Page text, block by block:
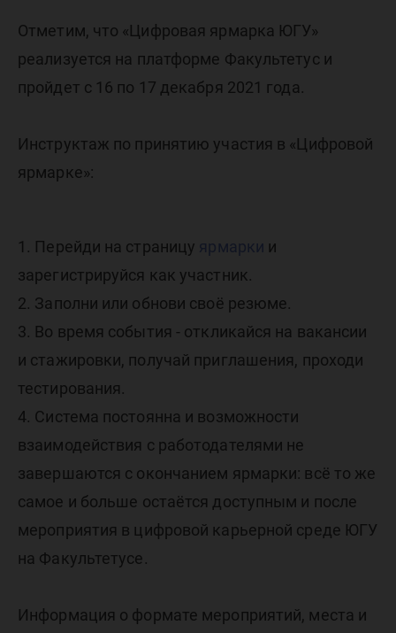
Отметим, что «Цифровая ярмарка ЮГУ»
реализуется на платформе Факультетус и
пройдет с 16 по 17 декабря 2021 года.
Инструктаж по принятию участия в «Цифровой
ярмарке»:
1. Перейди на страницу ярмарки и
зарегистрируйся как участник.
2. Заполни или обнови своё резюме.
3. Во время события - откликайся на вакансии
и стажировки, получай приглашения, проходи
тестирования.
4. Система постоянна и возможности
взаимодействия с работодателями не
завершаются с окончанием ярмарки: всё то же
самое и больше остаётся доступным и после
мероприятия в цифровой карьерной среде ЮГУ
на Факультетусе.
Информация о формате мероприятий, места и